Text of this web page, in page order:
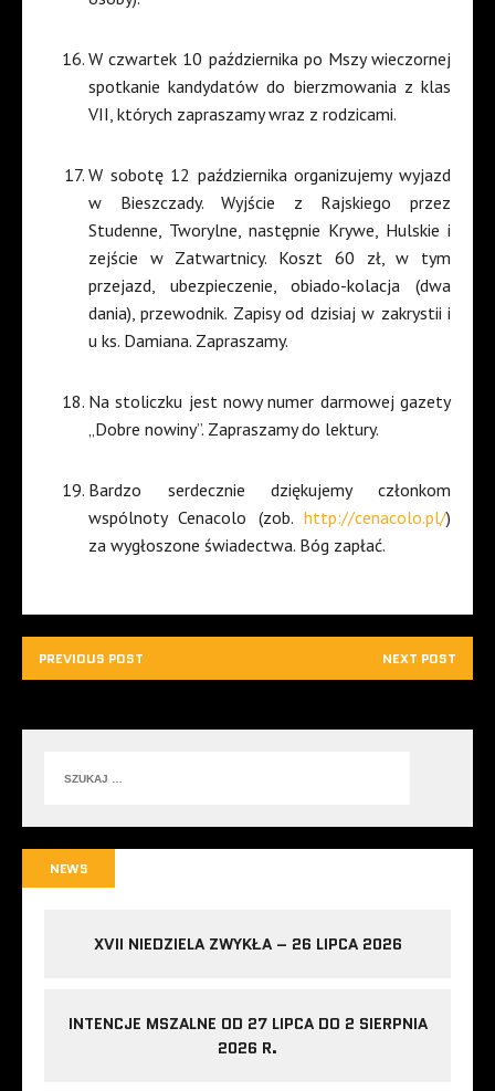
W czwartek 10 października po Mszy wieczornej
spotkanie kandydatów do bierzmowania z klas
VII, których zapraszamy wraz z rodzicami.
W sobotę 12 października organizujemy wyjazd
w Bieszczady. Wyjście z Rajskiego przez
Studenne, Tworylne, następnie Krywe, Hulskie i
zejście w Zatwartnicy. Koszt 60 zł, w tym
przejazd, ubezpieczenie, obiado-kolacja (dwa
dania), przewodnik. Zapisy od dzisiaj w zakrystii i
u ks. Damiana. Zapraszamy.
Na stoliczku jest nowy numer darmowej gazety
„Dobre nowiny”. Zapraszamy do lektury.
Bardzo serdecznie dziękujemy członkom
wspólnoty Cenacolo (zob. http://cenacolo.pl/)
za wygłoszone świadectwa. Bóg zapłać.
PREVIOUS POST NEXT POST
NEWS
XVII NIEDZIELA ZWYKŁA – 26 LIPCA 2026
INTENCJE MSZALNE OD 27 LIPCA DO 2 SIERPNIA
2026 R.